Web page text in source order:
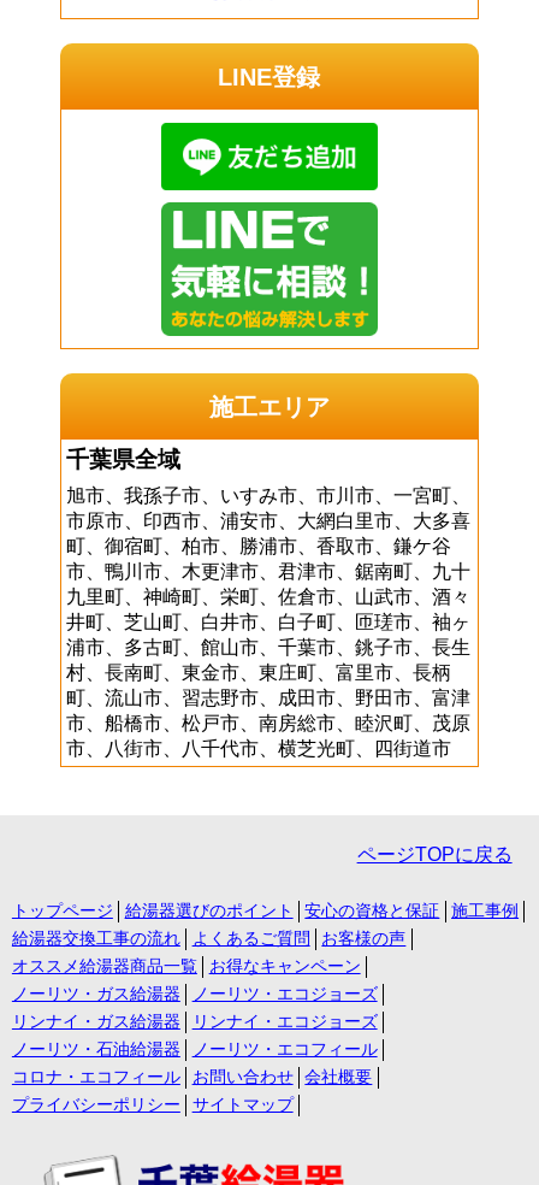
LINE登録
施工エリア
千葉県全域
旭市、我孫子市、いすみ市、市川市、一宮町、
市原市、印西市、浦安市、大網白里市、大多喜
町、御宿町、柏市、勝浦市、香取市、鎌ケ谷
市、鴨川市、木更津市、君津市、鋸南町、九十
九里町、神崎町、栄町、佐倉市、山武市、酒々
井町、芝山町、白井市、白子町、匝瑳市、袖ヶ
浦市、多古町、館山市、千葉市、銚子市、長生
村、長南町、東金市、東庄町、富里市、長柄
町、流山市、習志野市、成田市、野田市、富津
市、船橋市、松戸市、南房総市、睦沢町、茂原
市、八街市、八千代市、横芝光町、四街道市
ページTOPに戻る
トップページ 給湯器選びのポイント 安心の資格と保証
施工事例
給湯器交換工事の流れ
よくあるご質問
お客様の声
オススメ給湯器商品一覧
お得なキャンペーン
ノーリツ・ガス給湯器
ノーリツ・エコジョーズ
リンナイ・ガス給湯器
リンナイ・エコジョーズ
ノーリツ・石油給湯器
ノーリツ・エコフィール
コロナ・エコフィール
お問い合わせ
会社概要
プライバシーポリシー
サイトマップ